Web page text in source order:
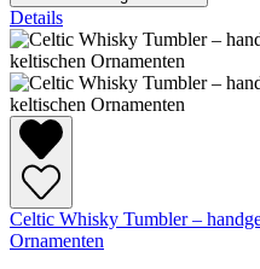
Details
Celtic Whisky Tumbler –
Ornamenten